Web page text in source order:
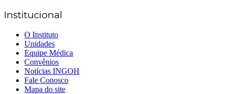
Institucional
O Instituto
Unidades
Equipe Médica
Convênios
Notícias INGOH
Fale Conosco
Mapa do site